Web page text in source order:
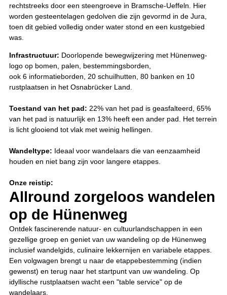
rechtstreeks door een steengroeve in Bramsche-Ueffeln. Hier
worden gesteentelagen gedolven die zijn gevormd in de Jura,
toen dit gebied volledig onder water stond en een kustgebied
was.
Infrastructuur: Doorlopende bewegwijzering met Hünenweg-
logo op bomen, palen, bestemmingsborden,
ook 6 informatieborden, 20 schuilhutten, 80 banken en 10
rustplaatsen in het Osnabrücker Land.
Toestand van het pad: 22% van het pad is geasfalteerd, 65%
van het pad is natuurlijk en 13% heeft een ander pad. Het terrein
is licht glooiend tot vlak met weinig hellingen.
Wandeltype: Ideaal voor wandelaars die van eenzaamheid
houden en niet bang zijn voor langere etappes.
Onze reistip:
Allround zorgeloos wandelen
op de Hünenweg
Ontdek fascinerende natuur- en cultuurlandschappen in een
gezellige groep en geniet van uw wandeling op de Hünenweg
inclusief wandelgids, culinaire lekkernijen en variabele etappes.
Een volgwagen brengt u naar de etappebestemming (indien
gewenst) en terug naar het startpunt van uw wandeling. Op
idyllische rustplaatsen wacht een "table service" op de
wandelaars.